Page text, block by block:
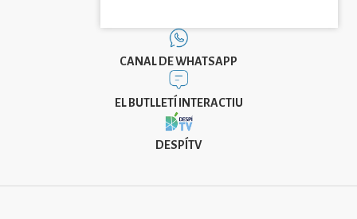
CANAL DE WHATSAPP
EL BUTLLETÍ INTERACTIU
DESPÍTV